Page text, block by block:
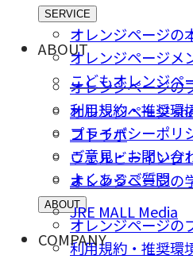
SERVICE
オレンジページの
オレンジページメ
こどもオレンジペ
オレンジページ
コトラボ
ウェルビーイング
オレンジページの
JRE MALL Media
ABOUT
オレンジページの
利用規約・推奨環
プライバシーポリ
ご意⾒・お問い合
よくあるご質問
ABOUT
オレンジページの
利用規約・推奨環
COMPANY